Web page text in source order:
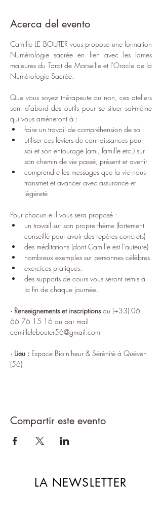
Acerca del evento
Camille LE BOUTER vous propose une formation
Numérologie sacrée en lien avec les lames
majeures du Tarot de Marseille et l'Oracle de la
Numérologie Sacrée.
Que vous soyez thérapeute ou non, ces ateliers
sont d'abord des outils pour se situer soi-même
qui vous amèneront à :​
faire un travail de compréhension de soi
utiliser ces leviers de connaissances pour
soi et son entourage (ami, famille etc.) sur
son chemin de vie passé, présent et avenir
comprendre les messages que la vie nous
transmet et avancer avec assurance et
légèreté
Pour chacun.e il vous sera proposé :
un travail sur son propre thème (fortement
conseillé pour avoir des repères concrets)
des méditations (dont Camille est l’auteure)
nombreux exemples sur personnes célèbres
exercices pratiques.
des supports de cours vous seront remis à
la fin de chaque journée.
· Renseignements et inscriptions au (+33) 06
66 76 15 16 ou par mail
camillelebouter56@gmail.com
· Lieu : Espace Bio'n'heur & Sérénité à Quéven
(56)
Compartir este evento
LA NEWSLETTER